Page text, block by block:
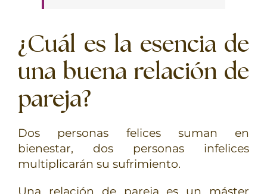
¿Cuál es la esencia de
una buena relación de
pareja?
Dos personas felices suman en
bienestar, dos personas infelices
multiplicarán su sufrimiento.
Una relación de pareja es un máster